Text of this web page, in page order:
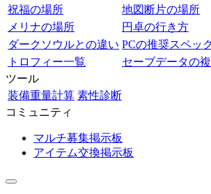
祝福の場所
地図断片の場所
メリナの場所
円卓の行き方
ダークソウルとの違い PCの推奨スペッ
トロフィー一覧
セーブデータの
ツール
装備重量計算 素性診断
コミュニティ
マルチ募集掲示板
アイテム交換掲示板